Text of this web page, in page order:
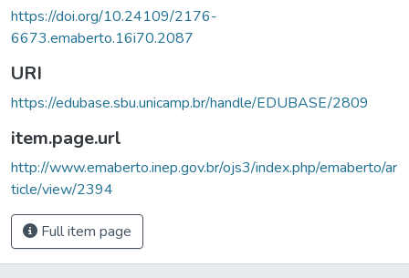
https://doi.org/10.24109/2176-
6673.emaberto.16i70.2087
URI
https://edubase.sbu.unicamp.br/handle/EDUBASE/2809
item.page.url
http://www.emaberto.inep.gov.br/ojs3/index.php/emaberto/ar
ticle/view/2394
Full item page